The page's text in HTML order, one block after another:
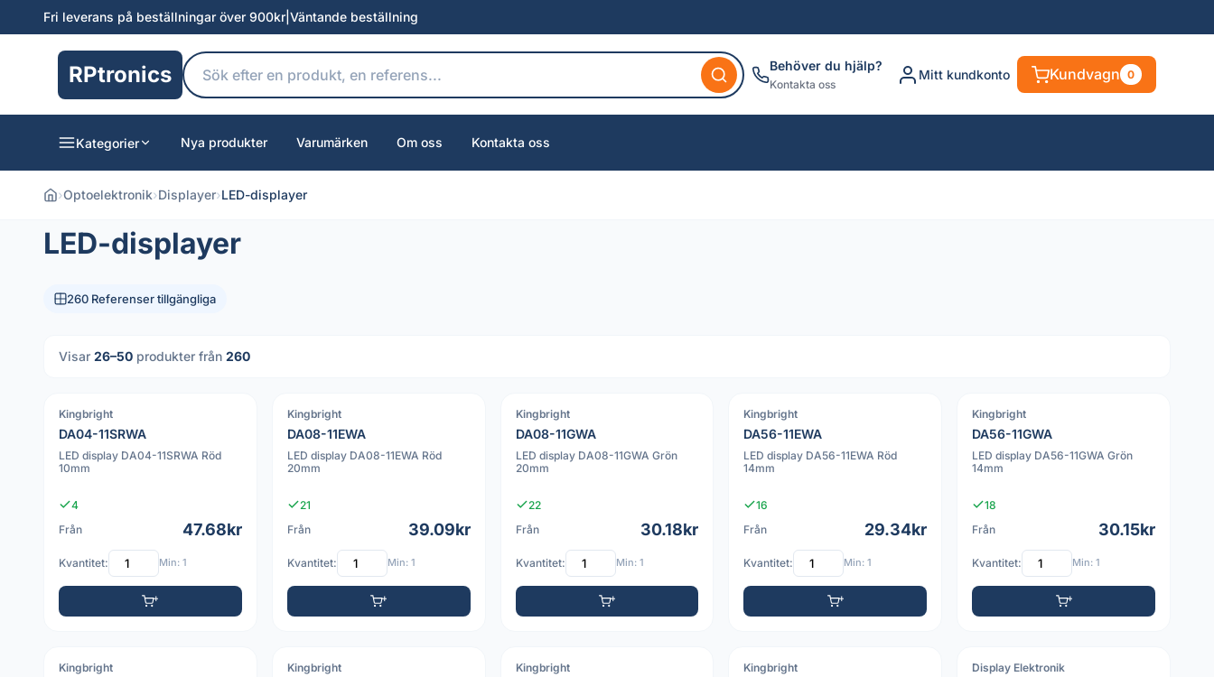
Fri leverans på beställningar över 900kr Väntande beställning
RPtronics Behöver du hjälp?
Kontakta oss
Mitt kundkonto Kundvagn 0
Kategorier Nya produkter Varumärken Om oss Kontakta oss
›Optoelektronik›Displayer›LED-displayer
LED-displayer
260 Referenser tillgängliga
Visar 26–50 produkter från 260
PDF
Kingbright
DA04-11SRWA
LED display DA04-11SRWA Röd
10mm
4
Från
47.68kr
Kvantitet: Min: 1
PDF
Kingbright
DA08-11EWA
LED display DA08-11EWA Röd
20mm
21
Från
39.09kr
Kvantitet: Min: 1
PDF
Kingbright
DA08-11GWA
LED display DA08-11GWA Grön
20mm
22
Från
30.18kr
Kvantitet: Min: 1
PDF
Kingbright
DA56-11EWA
LED display DA56-11EWA Röd
14mm
16
Från
29.34kr
Kvantitet: Min: 1
PDF
Kingbright
DA56-11GWA
LED display DA56-11GWA Grön
14mm
18
Från
30.15kr
Kvantitet: Min: 1
PDF
Kingbright PDF
Kingbright PDF
Kingbright PDF
Kingbright PDF
Display Elektronik